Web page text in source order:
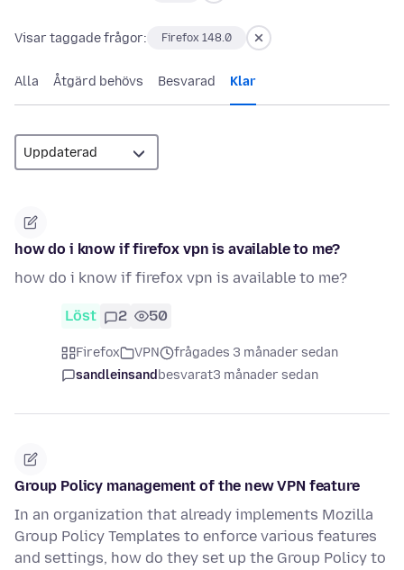
Visar taggade frågor: Firefox 148.0
Alla Åtgärd behövs Besvarad Klar
how do i know if firefox vpn is available to me?
how do i know if firefox vpn is available to me?
Löst 2 50
Firefox VPN
frågades 3 månader sedan
sandleinsandbesvarat3 månader sedan
Group Policy management of the new VPN feature
In an organization that already implements Mozilla
Group Policy Templates to enforce various features
and settings, how do they set up the Group Policy to